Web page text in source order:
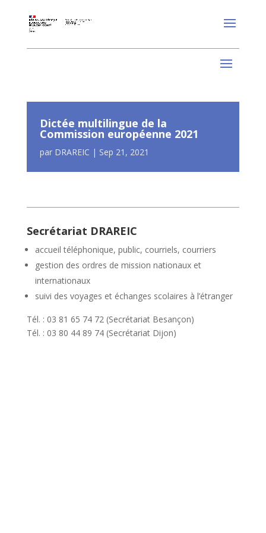
Dictée multilingue de la
Commission européenne 2021
par DRAREIC | Sep 21, 2021
Secrétariat DRAREIC
accueil téléphonique, public, courriels, courriers
gestion des ordres de mission nationaux et
internationaux
suivi des voyages et échanges scolaires à l’étranger
Tél. : 03 81 65 74 72 (Secrétariat Besançon)
Tél. : 03 80 44 89 74 (Secrétariat Dijon)